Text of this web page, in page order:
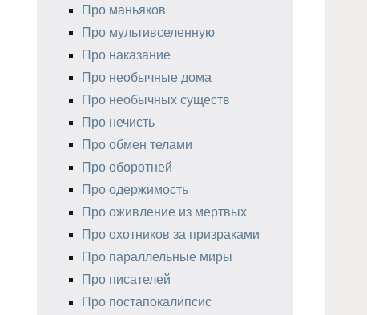
Про маньяков
Про мультивселенную
Про наказание
Про необычные дома
Про необычных существ
Про нечисть
Про обмен телами
Про оборотней
Про одержимость
Про оживление из мертвых
Про охотников за призраками
Про параллельные миры
Про писателей
Про постапокалипсис